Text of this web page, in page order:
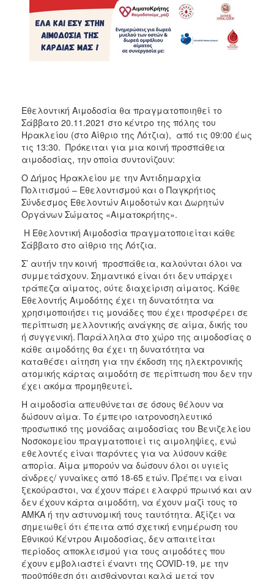
Εθελοντική Αιμοδοσία θα πραγματοποιηθεί το
Σάββατο 20.11.2021 στο κέντρο της πόλης του
Ηρακλείου (στο Αίθριο της Λότζια), από τις 09:00 έως
τις 13:30. Πρόκειται για μια κοινή προσπάθεια
αιμοδοσίας, την οποία συντονίζουν:
O Δήμος Ηρακλείου με την Αντιδημαρχία
Πολιτισμού – Εθελοντισμού και ο Παγκρήτιος
Σύνδεσμος Εθελοντών Αιμοδοτών και Δωρητών
Οργάνων Σώματος «Αιματοκρήτης».
Η Εθελοντική Αιμοδοσία πραγματοποιείται κάθε
Σάββατο στο αίθριο της Λότζια.
Σ’ αυτήν την κοινή προσπάθεια, καλούνται όλοι να
συμμετάσχουν. Σημαντικό είναι ότι δεν υπάρχει
τράπεζα αίματος, ούτε διαχείριση αίματος. Κάθε
Εθελοντής Αιμοδότης έχει τη δυνατότητα να
χρησιμοποιήσει τις μονάδες που έχει προσφέρει σε
περίπτωση μελλοντικής ανάγκης σε αίμα, δικής του
ή συγγενική. Παράλληλα στο χώρο της αιμοδοσίας ο
κάθε αιμοδότης θα έχει τη δυνατότητα να
καταθέσει αίτηση για την έκδοση της ηλεκτρονικής
ατομικής κάρτας αιμοδότη σε περίπτωση που δεν την
έχει ακόμα προμηθευτεί.
Η αιμοδοσία απευθύνεται σε όσους θέλουν να
δώσουν αίμα. Το έμπειρο ιατρονοσηλευτικό
προσωπικό της μονάδας αιμοδοσίας του Βενιζελείου
Νοσοκομείου πραγματοποιεί τις αιμοληψίες, ενώ
εθελοντές είναι παρόντες για να λύσουν κάθε
απορία. Αίμα μπορούν να δώσουν όλοι οι υγιείς
άνδρες/ γυναίκες από 18-65 ετών. Πρέπει να είναι
ξεκούραστοι, να έχουν πάρει ελαφρύ πρωινό και αν
δεν έχουν κάρτα αιμοδότη, να έχουν μαζί τους το
ΑΜΚΑ ή την αστυνομική τους ταυτότητα. Αξίζει να
σημειωθεί ότι έπειτα από σχετική ενημέρωση του
Εθνικού Κέντρου Αιμοδοσίας, δεν απαιτείται
περίοδος αποκλεισμού για τους αιμοδότες που
έχουν εμβολιαστεί έναντι της COVID-19, με την
προϋπόθεση ότι αισθάνονται καλά μετά τον